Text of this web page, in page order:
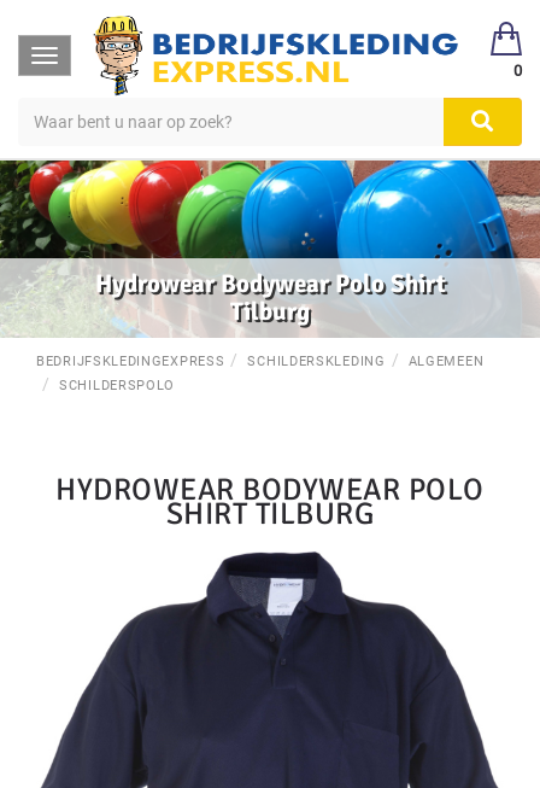
Toggle
navigation
0
Hydrowear Bodywear Polo Shirt
Tilburg
BEDRIJFSKLEDINGEXPRESS SCHILDERSKLEDING
ALGEMEEN
SCHILDERSPOLO
HYDROWEAR BODYWEAR POLO
SHIRT TILBURG